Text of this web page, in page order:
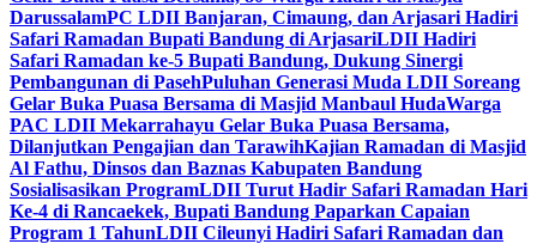
DarussalamPC LDII Banjaran, Cimaung, dan Arjasari Hadiri
Safari Ramadan Bupati Bandung di ArjasariLDII Hadiri
Safari Ramadan ke-5 Bupati Bandung, Dukung Sinergi
Pembangunan di PasehPuluhan Generasi Muda LDII Soreang
Gelar Buka Puasa Bersama di Masjid Manbaul HudaWarga
PAC LDII Mekarrahayu Gelar Buka Puasa Bersama,
Dilanjutkan Pengajian dan TarawihKajian Ramadan di Masjid
Al Fathu, Dinsos dan Baznas Kabupaten Bandung
Sosialisasikan ProgramLDII Turut Hadir Safari Ramadan Hari
Ke-4 di Rancaekek, Bupati Bandung Paparkan Capaian
Program 1 TahunLDII Cileunyi Hadiri Safari Ramadan dan